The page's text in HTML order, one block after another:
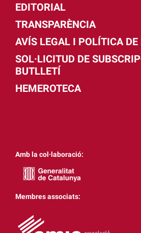
EDITORIAL
TRANSPARÈNCIA
AVÍS LEGAL I POLÍTICA
SOL·LICITUD DE
BUTLLETÍ
HEMEROTECA
Amb la col·laboració:
Membres associats: